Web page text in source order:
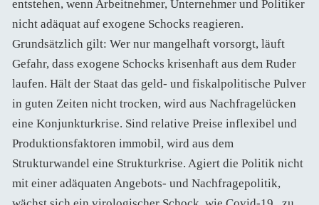
entstehen, wenn Arbeitnehmer, Unternehmer und Politiker
nicht adäquat auf exogene Schocks reagieren.
Grundsätzlich gilt: Wer nur mangelhaft vorsorgt, läuft
Gefahr, dass exogene Schocks krisenhaft aus dem Ruder
laufen. Hält der Staat das geld- und fiskalpolitische Pulver
in guten Zeiten nicht trocken, wird aus Nachfragelücken
eine Konjunkturkrise. Sind relative Preise inflexibel und
Produktionsfaktoren immobil, wird aus dem
Strukturwandel eine Strukturkrise. Agiert die Politik nicht
mit einer adäquaten Angebots- und Nachfragepolitik,